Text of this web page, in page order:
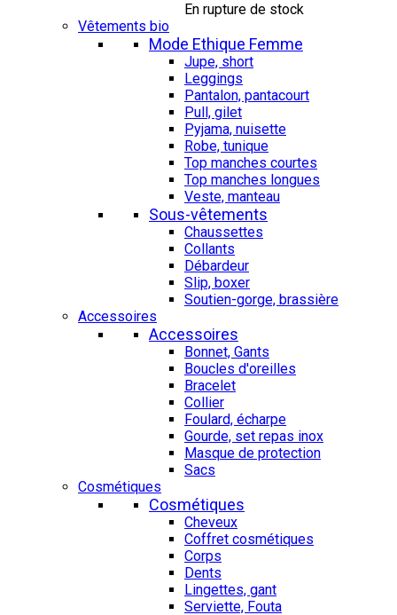
En rupture de stock
Vêtements bio
Mode Ethique Femme
Jupe, short
Leggings
Pantalon, pantacourt
Pull, gilet
Pyjama, nuisette
Robe, tunique
Top manches courtes
Top manches longues
Veste, manteau
Sous-vêtements
Chaussettes
Collants
Débardeur
Slip, boxer
Soutien-gorge, brassière
Accessoires
Accessoires
Bonnet, Gants
Boucles d'oreilles
Bracelet
Collier
Foulard, écharpe
Gourde, set repas inox
Masque de protection
Sacs
Cosmétiques
Cosmétiques
Cheveux
Coffret cosmétiques
Corps
Dents
Lingettes, gant
Serviette, Fouta